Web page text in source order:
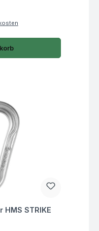
STRIKE